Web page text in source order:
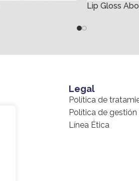
Lip Gloss
Legal
Política de
Política de
Línea Ética